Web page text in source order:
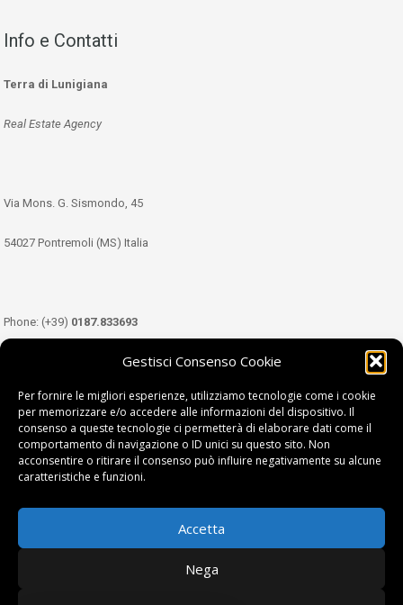
Gestisci Consenso Cookie
Per fornire le migliori esperienze, utilizziamo tecnologie come i cookie
per memorizzare e/o accedere alle informazioni del dispositivo. Il
consenso a queste tecnologie ci permetterà di elaborare dati come il
comportamento di navigazione o ID unici su questo sito. Non
acconsentire o ritirare il consenso può influire negativamente su alcune
caratteristiche e funzioni.
Accetta
Nega
Info e Contatti
Terra di Lunigiana
Real Estate Agency
Via Mons. G. Sismondo, 45
54027 Pontremoli (MS) Italia
Phone: (+39) 0187.833693
349.3489333
Email:info@tdl.it
Terra di Lunigiana © di Filippi William - P.Iva 01374450458